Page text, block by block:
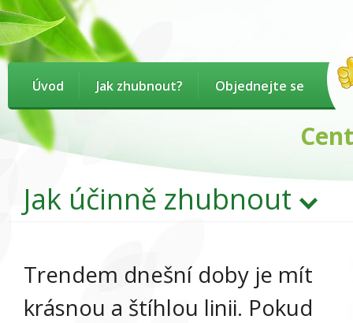
Úvod Jak zhubnout? Objednejte se
Jak účinně zhubnout
Trendem dnešní doby je mít
krásnou a štíhlou linii. Pokud